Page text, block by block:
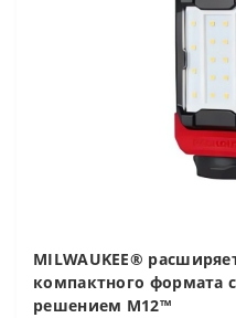
MILWAUKEE®
компактного формата
решением M12™